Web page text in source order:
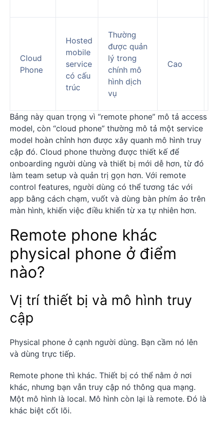
Cloud
Phone
Hosted
mobile
service
có cấu
trúc
Thường
được quản
lý trong
chính mô
hình dịch
vụ
Cao
Bảng này quan trọng vì “remote phone” mô tả access
model, còn “cloud phone” thường mô tả một service
model hoàn chỉnh hơn được xây quanh mô hình truy
cập đó. Cloud phone thường được thiết kế để
onboarding người dùng và thiết bị mới dễ hơn, từ đó
làm team setup và quản trị gọn hơn. Với remote
control features, người dùng có thể tương tác với
app bằng cách chạm, vuốt và dùng bàn phím ảo trên
màn hình, khiến việc điều khiển từ xa tự nhiên hơn.
Remote phone khác
physical phone ở điểm
nào?
Vị trí thiết bị và mô hình truy
cập
Physical phone ở cạnh người dùng. Bạn cầm nó lên
và dùng trực tiếp.
Remote phone thì khác. Thiết bị có thể nằm ở nơi
khác, nhưng bạn vẫn truy cập nó thông qua mạng.
Một mô hình là local. Mô hình còn lại là remote. Đó là
khác biệt cốt lõi.